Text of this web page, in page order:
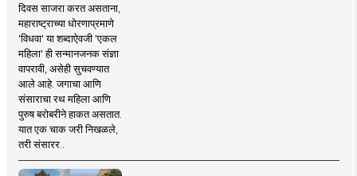
दिवस साजरा करत असताना,
महाराष्ट्राच्या धोरणाप्रमाणे
'विधवा' या शब्दाऐवजी 'एकल
महिला' ही सन्मानजनक संज्ञा
वापरावी, असेही सुचवण्यात
आले आहे. जगाचा आणि
संसाराचा रथ महिला आणि
पुरुष बरोबरीने हाकत असतात.
यात एक चाक जरी निखळले,
तरी संसारर..